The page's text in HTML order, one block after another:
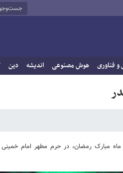
فناوری هوش مصنوعی اندیشه دین
ماه مبارک رمضان، در حرم مطهر امام